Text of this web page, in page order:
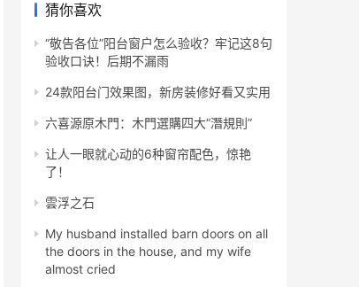
猜你喜欢
“敬告各位”阳台窗户怎么验收？牢记这8句
验收口诀！后期不漏雨
24款阳台门效果图，新房装修好看又实用
六喜源原木門：木門選購四大“潛規則”
让人一眼就心动的6种窗帘配色，惊艳
了！
雲浮之石
My husband installed barn doors on all
the doors in the house, and my wife
almost cried